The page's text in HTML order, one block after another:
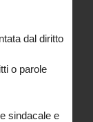
dal diritto
o parole
sindacale e